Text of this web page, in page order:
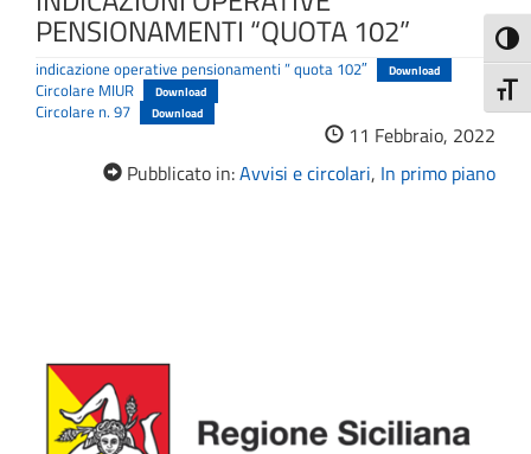
PENSIONAMENTI “QUOTA 102”
indicazione operative pensionamenti ” quota 102″ Download
Circolare MIUR Download
Circolare n. 97 Download
11 Febbraio, 2022
Pubblicato in:Avvisi e circolari, In primo piano